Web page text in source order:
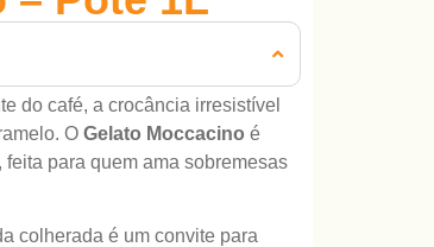
do café, a crocância irresistível
OGelato Moccacino é
para quem ama sobremesas
colherada é um convite para